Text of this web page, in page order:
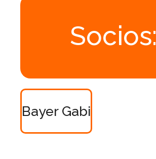
Socios:
Bayer Gabi